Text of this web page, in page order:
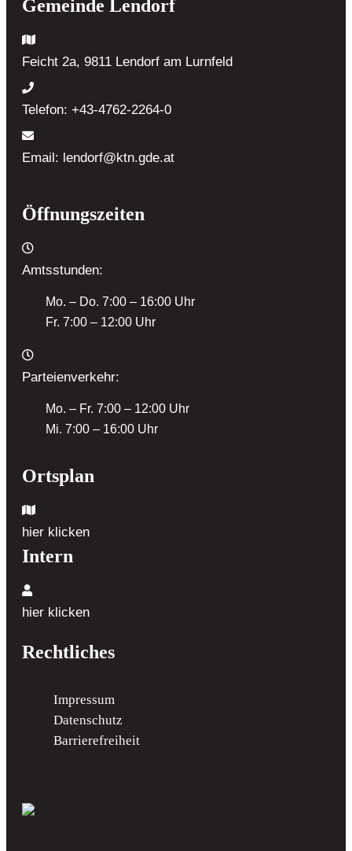
Gemeinde Lendorf
Feicht 2a, 9811 Lendorf am Lurnfeld
Telefon: +43-4762-2264-0
Email: lendorf@ktn.gde.at
Öffnungszeiten
Amtsstunden:
Mo. – Do. 7:00 – 16:00 Uhr
Fr. 7:00 – 12:00 Uhr
Parteienverkehr:
Mo. – Fr. 7:00 – 12:00 Uhr
Mi. 7:00 – 16:00 Uhr
Ortsplan
hier klicken
Intern
hier klicken
Rechtliches
Impressum
Datenschutz
Barrierefreiheit